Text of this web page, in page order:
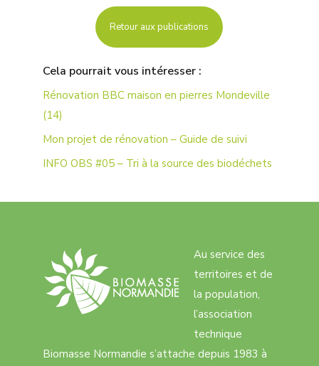
Retour aux publications
Cela pourrait vous intéresser :
Rénovation BBC maison en pierres Mondeville
(14)
Mon projet de rénovation – Guide de suivi
INFO OBS #05 – Tri à la source des biodéchets
Au service des
territoires et de
la population,
l’association
technique
Biomasse Normandie s’attache depuis 1983 à